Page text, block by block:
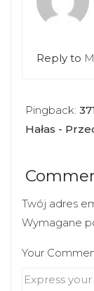
Reply to
Pingback:
Hałas -
Twój adres
Wymagane
Your